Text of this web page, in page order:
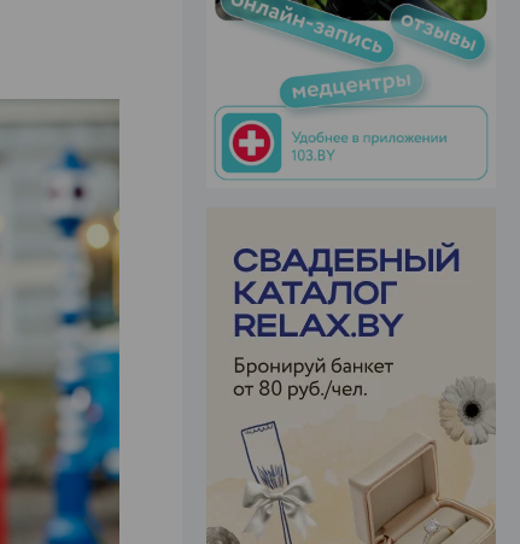
ЭФФЕКТИВНАЯ РЕКЛАМА НА САЙТЕ